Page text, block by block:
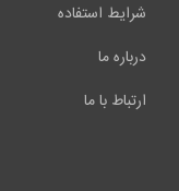
شرایط استفاده
درباره ما
ارتباط با ما